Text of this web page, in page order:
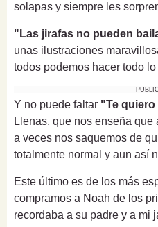
solapas y siempre les
"Las jirafas no pueden
unas ilustraciones
todos podemos hacer todo
Y no puede faltar "Te
Llenas, que nos enseña
a veces nos saquemos de
totalmente normal y aun así
Este último es de los más
compramos a Noah de los
recordaba a su padre y a mi